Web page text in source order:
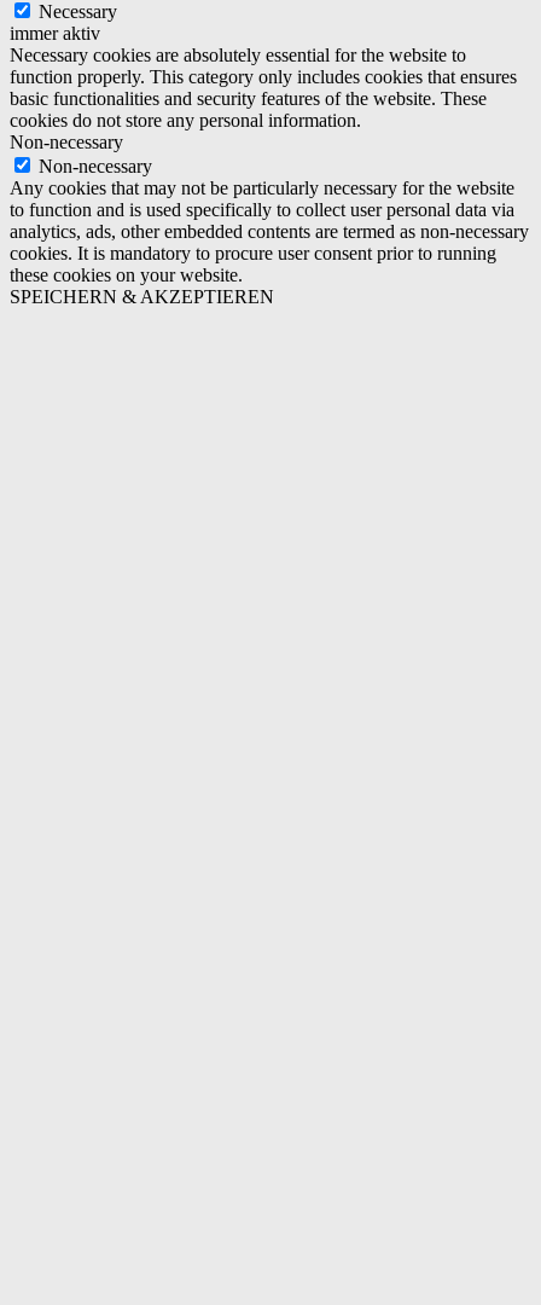
Necessary
immer aktiv
Necessary cookies are absolutely essential for the website to
function properly. This category only includes cookies that ensures
basic functionalities and security features of the website. These
cookies do not store any personal information.
Non-necessary
Non-necessary
Any cookies that may not be particularly necessary for the website
to function and is used specifically to collect user personal data via
analytics, ads, other embedded contents are termed as non-necessary
cookies. It is mandatory to procure user consent prior to running
these cookies on your website.
SPEICHERN & AKZEPTIEREN